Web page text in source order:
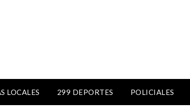
LOCALES 299 DEPORTES POLICIALES